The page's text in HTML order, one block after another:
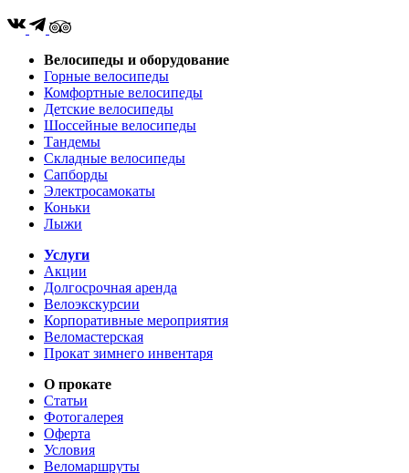
Велосипеды и оборудование
Горные велосипеды
Комфортные велосипеды
Детские велосипеды
Шоссейные велосипеды
Тандемы
Складные велосипеды
Сапборды
Электросамокаты
Коньки
Лыжи
Услуги
Акции
Долгосрочная аренда
Велоэкскурсии
Корпоративные мероприятия
Веломастерская
Прокат зимнего инвентаря
О прокате
Статьи
Фотогалерея
Оферта
Условия
Веломаршруты